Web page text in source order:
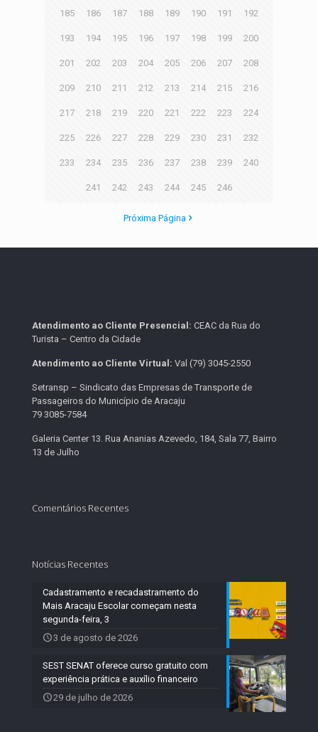
185 186 187 188 189 190 191 192
193 194 195 196 197 198 199 200
201 202 203 204 205 206 207 208
209 210 211 212 213 214 215 216
217 218 219 220 221 222 223 224
225 226 227 228 229 230 231 232
233 234 235 236 237 238 239 240
241 242 243 244 245 246
Próxima Página
Atendimento ao Cliente Presencial: CEAC da Rua do
Turista – Centro da Cidade
Atendimento ao Cliente Virtual: Val (79) 3045-2550
Setransp – Sindicato das Empresas de Transporte de
Passageiros do Município de Aracaju
79 3085-7584
Galeria Center 13. Rua Ananias Azevedo, 184, Sala 77, Bairro
13 de Julho
Comentários Recentes
Notícias Recentes
Cadastramento e recadastramento do
Mais Aracaju Escolar começam nesta
segunda-feira, 3
3 de agosto de 2026
SEST SENAT oferece curso gratuito com
experiência prática e auxílio financeiro
29 de julho de 2026